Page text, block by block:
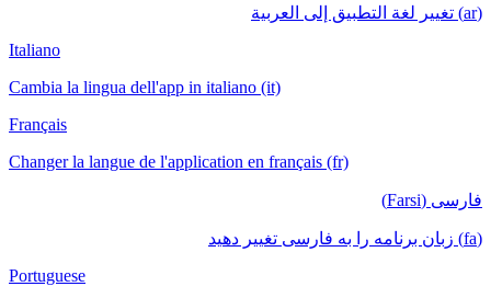
(ar) تغيير لغة التطبيق إلى العربية
Italiano
Cambia la lingua dell'app in italiano (it)
Français
Changer la langue de l'application en français (fr)
فارسی (Farsi)
(fa) زبان برنامه را به فارسی تغییر دهید
Portuguese